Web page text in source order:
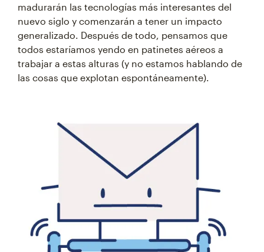
madurarán las tecnologías más interesantes del
nuevo siglo y comenzarán a tener un impacto
generalizado. Después de todo, pensamos que
todos estaríamos yendo en patinetes aéreos a
trabajar a estas alturas (y no estamos hablando de
las cosas que explotan espontáneamente).